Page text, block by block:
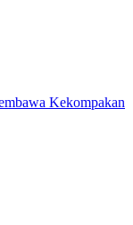
Kekompakan